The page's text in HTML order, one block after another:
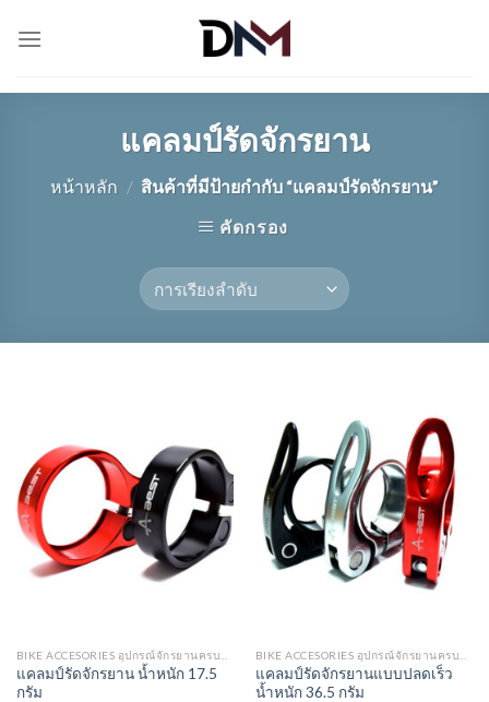
แคลมป์รัดจักรยาน
หน้าหลัก / สินค้าที่มีป้ายกำกับ “แคลมป์รัดจักรยาน”
คัดกรอง
แคลมป์รัดจักรยาน น้ำหนัก 17.5
กรัม
แคลมป์รัดจักรยานแบบปลดเร็ว
น้ำหนัก 36.5 กรัม